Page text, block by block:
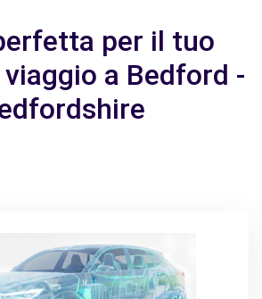
per il tuo
a Bedford -